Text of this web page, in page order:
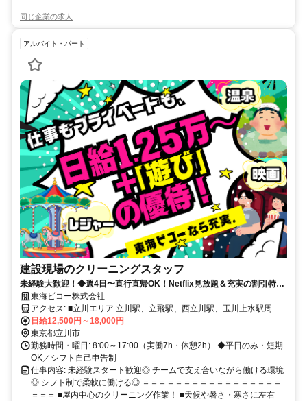
同じ企業の求人
アルバイト・パート
建設現場のクリーニングスタッフ
未経験大歓迎！◆週4日〜直行直帰OK！Netflix見放題＆充実の割引特典
でプライベート充実！
東海ビコー株式会社
アクセス: ■立川エリア 立川駅、立飛駅、西立川駅、玉川上水駅周辺
など。 相模原市、八王子市にも案件拡大中！！
日給12,500円～18,000円
東京都立川市
勤務時間・曜日: 8:00～17:00（実働7h・休憩2h） ◆平日のみ・短期
OK／シフト自己申告制
仕事内容: 未経験スタート歓迎◎ チームで支え合いながら働ける環境
◎ シフト制で柔軟に働ける◎ ＝＝＝＝＝＝＝＝＝＝＝＝＝＝＝＝＝
＝＝＝ ■屋内中心のクリーニング作業！ ■天候や暑さ・寒さに左右